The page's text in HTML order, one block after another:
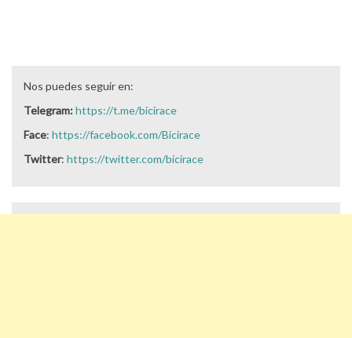
Nos puedes seguir en:
Telegram:https://t.me/bicirace
Face: https://facebook.com/Bicirace
Twitter: https://twitter.com/bicirace